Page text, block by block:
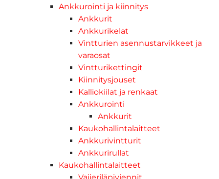
Ankkurointi ja kiinnitys
Ankkurit
Ankkurikelat
Vintturien asennustarvikkeet ja
varaosat
Vintturikettingit
Kiinnitysjouset
Kalliokiilat ja renkaat
Ankkurointi
Ankkurit
Kaukohallintalaitteet
Ankkurivintturit
Ankkurirullat
Kaukohallintalaitteet